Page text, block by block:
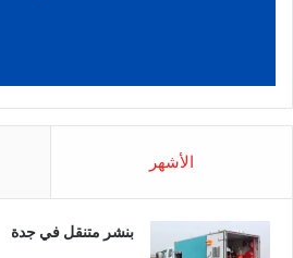
الأشهر
بنشر متنقل في جدة